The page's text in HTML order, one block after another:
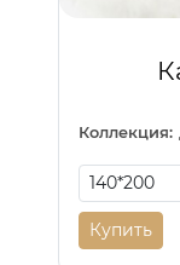
Коллекция:
Купить